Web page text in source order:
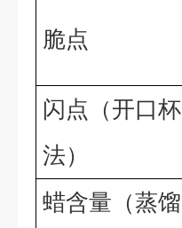
脆点
闪点（开口杯
法）
蜡含量（蒸馏